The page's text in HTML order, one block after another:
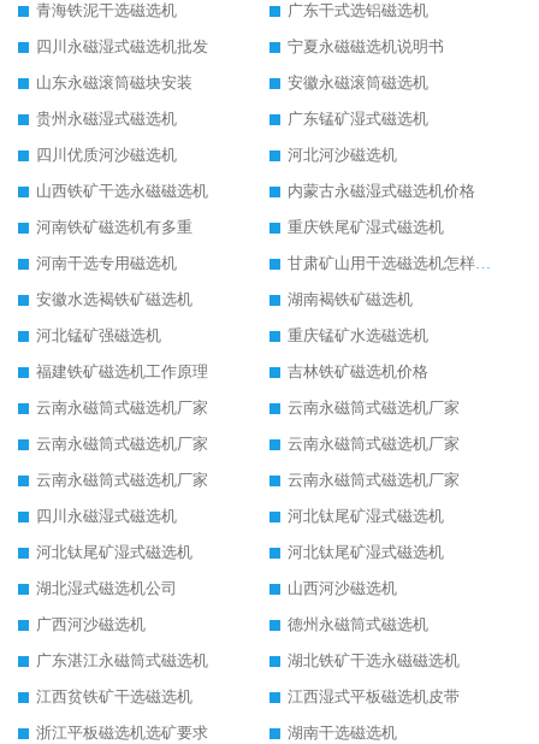
青海铁泥干选磁选机
广东干式选铝磁选机
四川永磁湿式磁选机批发
宁夏永磁磁选机说明书
山东永磁滚筒磁块安装
安徽永磁滚筒磁选机
贵州永磁湿式磁选机
广东锰矿湿式磁选机
四川优质河沙磁选机
河北河沙磁选机
山西铁矿干选永磁磁选机
内蒙古永磁湿式磁选机价格
河南铁矿磁选机有多重
重庆铁尾矿湿式磁选机
河南干选专用磁选机
甘肃矿山用干选磁选机怎样调磁
安徽水选褐铁矿磁选机
湖南褐铁矿磁选机
河北锰矿强磁选机
重庆锰矿水选磁选机
福建铁矿磁选机工作原理
吉林铁矿磁选机价格
云南永磁筒式磁选机厂家
云南永磁筒式磁选机厂家
云南永磁筒式磁选机厂家
云南永磁筒式磁选机厂家
云南永磁筒式磁选机厂家
云南永磁筒式磁选机厂家
四川永磁湿式磁选机
河北钛尾矿湿式磁选机
河北钛尾矿湿式磁选机
河北钛尾矿湿式磁选机
湖北湿式磁选机公司
山西河沙磁选机
广西河沙磁选机
德州永磁筒式磁选机
广东湛江永磁筒式磁选机
湖北铁矿干选永磁磁选机
江西贫铁矿干选磁选机
江西湿式平板磁选机皮带
浙江平板磁选机选矿要求
湖南干选磁选机